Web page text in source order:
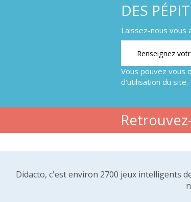
DES
Laissez-nous vous
Vous pouvez vous
d'utilisation du site.
Didacto, c'est environ 2700 jeux intelligents